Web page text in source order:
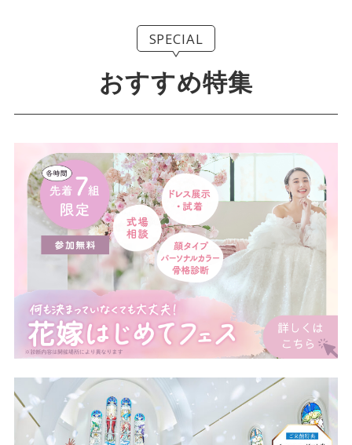
SPECIAL
おすすめ特集